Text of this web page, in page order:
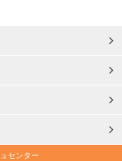
センター